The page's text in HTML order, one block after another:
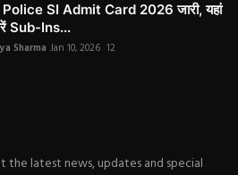
SI Admit Card 2026 जारी, यहां
Sub-Ins...
Sharma Jan 10, 2026 12
the latest news, updates and special